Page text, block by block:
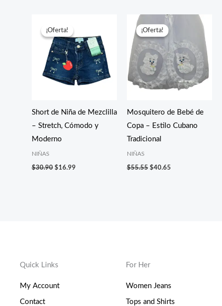
¡Oferta!
¡Oferta!
Short de Niña de Mezclilla
– Stretch, Cómodo y
Moderno
NIÑAS
$30.90
precio
original
era:
$30.90.
$16.99
actual
es:
$16.99.
¡Oferta!
¡Oferta!
Mosquitero de Bebé de
Copa – Estilo Cubano
Tradicional
NIÑAS
$55.55
precio
original
era:
$55.55.
$40.65
El
precio
es:
$40.65.
Quick Links
My Account
Contact
For Her
Women Jeans
Tops and Shirts